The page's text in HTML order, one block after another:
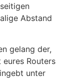
Abstand
gelang der,
Routers
unter